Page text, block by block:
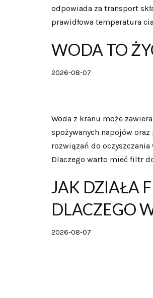
odpowiada za transport
prawidłowa temperatura
WODA TO
2026-08-07
Woda z kranu może
spożywanych napojów
rozwiązań do
Dlaczego warto mieć filtr
JAK DZIAŁA
DLACZEGO
2026-08-07